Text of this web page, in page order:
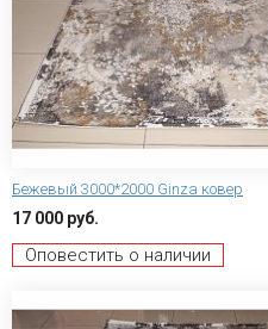
Бежевый 3000*2000 Ginza ковер
17 000 руб.
Оповестить о наличии